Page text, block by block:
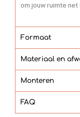
om jouw ruimte
Formaat
Materiaal en
Monteren
FAQ